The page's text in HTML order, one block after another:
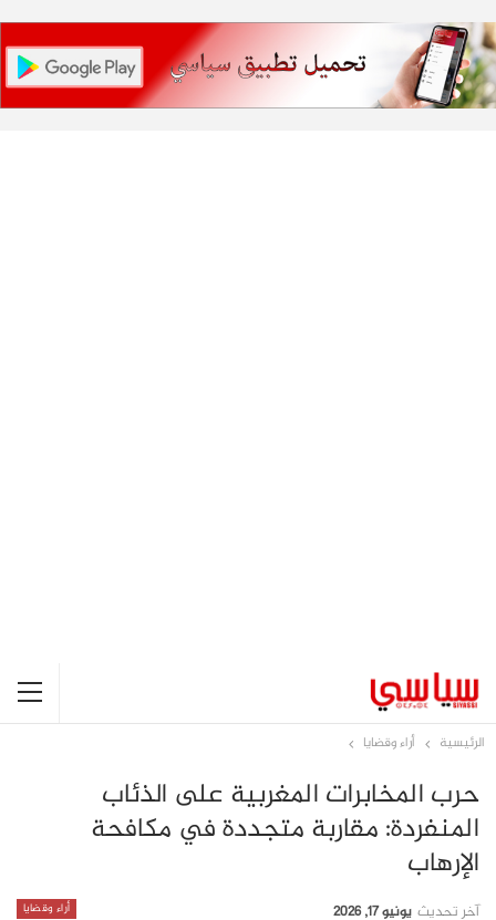
الرئيسية أراء وقضايا
حرب المخابرات المغربية على الذئاب
المنفردة: مقاربة متجددة في مكافحة
الإرهاب
أراء وقضايا آخر تحديث يونيو 17, 2026